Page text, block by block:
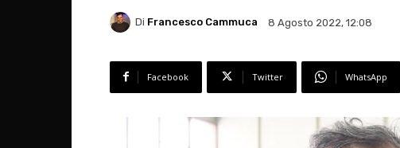
Di Francesco Cammuca 8 Agosto 2022, 12:08
Facebook Twitter WhatsApp